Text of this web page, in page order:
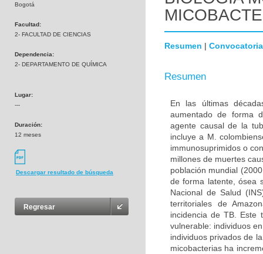
Bogotá
Facultad:
2- FACULTAD DE CIENCIAS
Dependencia:
2- DEPARTAMENTO DE QUÍMICA
Lugar:
---
Duración:
12 meses
Descargar resultado de búsqueda
Regresar
Resumen | Convocatoria
Resumen
En las últimas
aumentado de forma
agente causal de la
incluye a M.
immunosuprimidos o
millones de muertes
población mundial
de forma latente, ósea
Nacional de Salud
territoriales de
incidencia de TB. Este
vulnerable: individuos
individuos privados de
micobacterias ha